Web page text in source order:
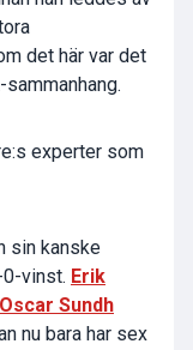
det här var det
experter som
sin kanske
vinst. Erik
Oscar Sundh
nu bara har sex